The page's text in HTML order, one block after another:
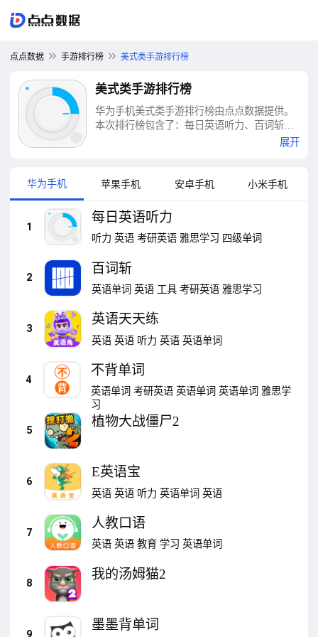
点点数据 手游排行榜 美式类手游排行榜
美式类手游排行榜
华为手机美式类手游排行榜由点点数据提供。
本次排行榜包含了：每日英语听力、百词斩、
英语天天练、不背单词、植物大战僵尸2、E英
展开
华为手机 苹果手机 安卓手机 小米手机
1
每日英语听力
听力 英语 考研英语 雅思学习 四级单词
2
百词斩
英语单词 英语 工具 考研英语 雅思学习
3
英语天天练
英语 英语 听力 英语 英语单词
4
不背单词
英语单词 考研英语 英语单词 英语单词 雅思学
习
5
植物大战僵尸2
6
E英语宝
英语 英语 听力 英语单词 英语
7
人教口语
英语 英语 教育 学习 英语单词
8
我的汤姆猫2
9
墨墨背单词